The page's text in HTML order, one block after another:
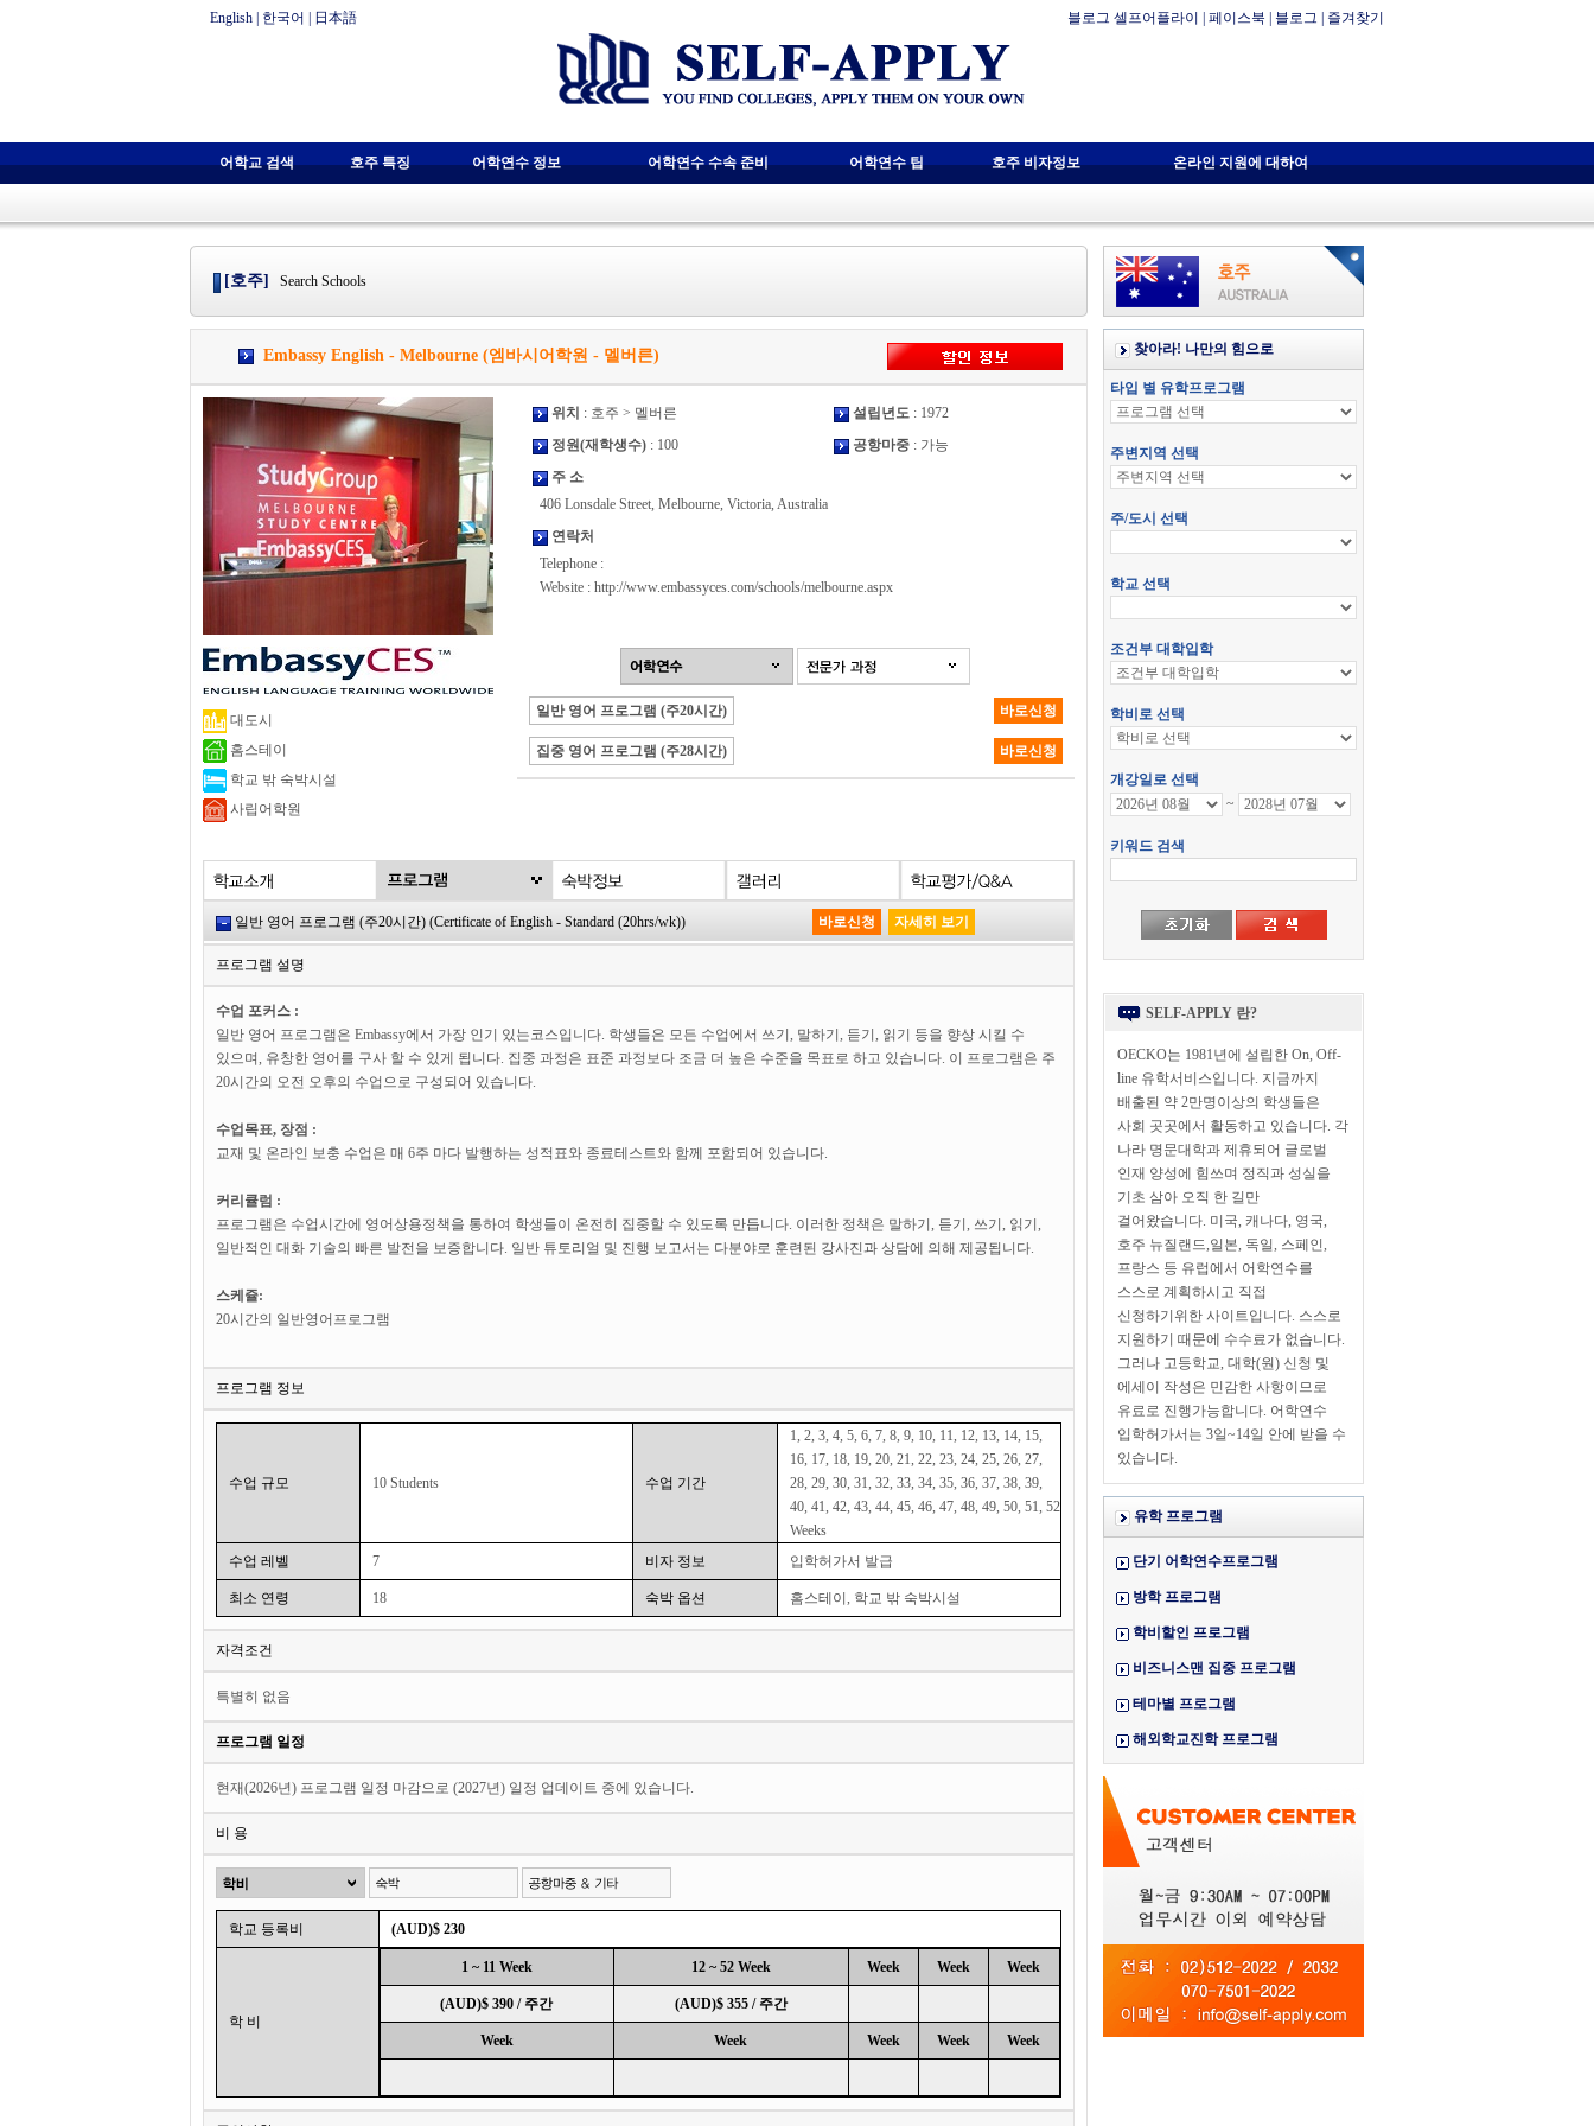
English 한국어 日本語 블로그 셀프어플라이 페이스북 블로그 즐겨찾기
어학교 검색 호주 특징 어학연수 정보 어학연수 수속 준비 어학연수 팁 호주 비자정보 온라인 지원에 대하여
[호주] Search Schools
Embassy English - Melbourne (엠바시어학원 - 멜버른)
대도시
홈스테이
학교 밖 숙박시설
사립어학원
위치 : 호주 > 멜버른 설립년도: 1972
정원(재학생수): 100 공항마중: 가능
주 소
406 Lonsdale Street, Melbourne, Victoria, Australia
연락처
Telephone :
Website : http://www.embassyces.com/schools/melbourne.aspx
일반 영어 프로그램 (주20시간) 바로신청
집중 영어 프로그램 (주28시간) 바로신청
일반 영어 프로그램 (주20시간) (Certificate of English - Standard (20hrs/wk)) 바로신청 자세히 보기
프로그램 설명
수업 포커스 :
일반 영어 프로그램은 Embassy에서 가장 인기 있는코스입니다. 학생들은 모든 수업에서 쓰기, 말하기, 듣기, 읽기 등을 향상 시킬 수
있으며, 유창한 영어를 구사 할 수 있게 됩니다. 집중 과정은 표준 과정보다 조금 더 높은 수준을 목표로 하고 있습니다. 이 프로그램은 주
20시간의 오전 오후의 수업으로 구성되어 있습니다.
수업목표, 장점 :
교재 및 온라인 보충 수업은 매 6주 마다 발행하는 성적표와 종료테스트와 함께 포함되어 있습니다.
커리큘럼 :
프로그램은 수업시간에 영어상용정책을 통하여 학생들이 온전히 집중할 수 있도록 만듭니다. 이러한 정책은 말하기, 듣기, 쓰기, 읽기,
일반적인 대화 기술의 빠른 발전을 보증합니다. 일반 튜토리얼 및 진행 보고서는 다분야로 훈련된 강사진과 상담에 의해 제공됩니다.
스케쥴:
20시간의 일반영어프로그램
프로그램 정보
수업 규모 10 Students 수업 기간
1, 2, 3, 4, 5, 6, 7, 8, 9, 10, 11, 12, 13, 14, 15,
16, 17, 18, 19, 20, 21, 22, 23, 24, 25, 26, 27,
28, 29, 30, 31, 32, 33, 34, 35, 36, 37, 38, 39,
40, 41, 42, 43, 44, 45, 46, 47, 48, 49, 50, 51, 52
Weeks
수업 레벨
7 비자 정보 입학허가서 발급
최소 연령 18 숙박 옵션 홈스테이, 학교 밖 숙박시설
자격조건
특별히 없음
프로그램 일정
현재(2026년) 프로그램 일정 마감으로 (2027년) 일정 업데이트 중에 있습니다.
비 용
학교 등록비 (AUD)$ 230
학 비
1 ~ 11 Week 12 ~ 52 Week Week Week Week
(AUD)$ 390 / 주간 (AUD)$ 355 / 주간
Week Week Week Week Week
SELF-APPLY 란?
OECKO는 1981년에 설립한 On, Off-
line 유학서비스입니다. 지금까지
배출된 약 2만명이상의 학생들은
사회 곳곳에서 활동하고 있습니다. 각
나라 명문대학과 제휴되어 글로벌
인재 양성에 힘쓰며 정직과 성실을
기초 삼아 오직 한 길만
걸어왔습니다. 미국, 캐나다, 영국,
호주 뉴질랜드,일본, 독일, 스페인,
프랑스 등 유럽에서 어학연수를
스스로 계획하시고 직접
신청하기위한 사이트입니다. 스스로
지원하기 때문에 수수료가 없습니다.
그러나 고등학교, 대학(원) 신청 및
에세이 작성은 민감한 사항이므로
유료로 진행가능합니다. 어학연수
입학허가서는 3일~14일 안에 받을 수
있습니다.
유학 프로그램
단기 어학연수프로그램
방학 프로그램
학비할인 프로그램
비즈니스맨 집중 프로그램
테마별 프로그램
해외학교진학 프로그램